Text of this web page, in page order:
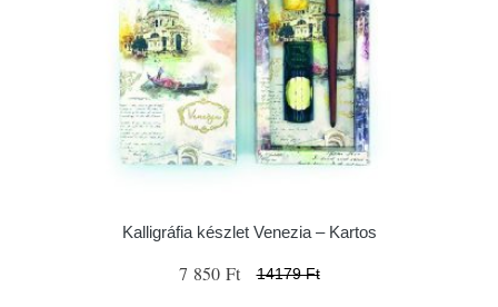
Kalligráfia készlet Venezia – Kartos
7 850 Ft 14179 Ft